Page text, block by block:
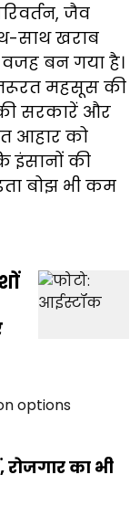
जैव
साथ खराब
वजह बन गया है।
महसूस की
की सरकारें और
आहार को
इंसानों की
बोझ भी कम
का भी